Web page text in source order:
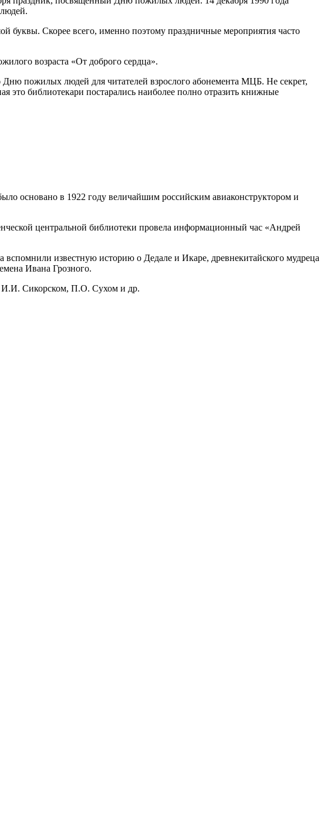
Скорее всего, именно поэтому праздничные мероприятия часто
возраста «От доброго сердца».
Дню пожилых людей для читателей взрослого абонемента МЦБ. Не секрет,
библиотекари постарались наиболее полно отразить книжные
основано в 1922 году величайшим российским авиаконструктором и
центральной библиотеки провела информационный час «Андрей
вспомнили известную историю о Дедале и Икаре, древнекитайского мудреца
Ивана Грозного.
И.И. Сикорском, П.О. Сухом и др.